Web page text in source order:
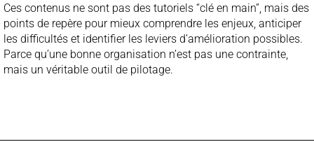
Ces contenus ne sont pas des tutoriels “clé en main”, mais des
points de repère pour mieux comprendre les enjeux, anticiper
les difficultés et identifier les leviers d’amélioration possibles.
Parce qu’une bonne organisation n’est pas une contrainte,
mais un véritable outil de pilotage.